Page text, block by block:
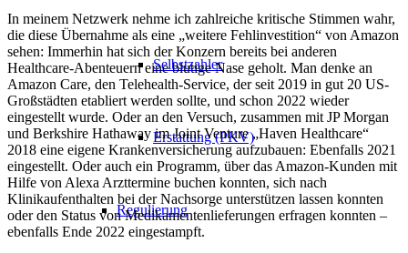
Selbstzahler
Erstattung (PKV)
Regulierung
In meinem Netzwerk nehme ich zahlreiche kritische Stimmen wahr,
die diese Übernahme als eine „weitere Fehlinvestition“ von Amazon
sehen: Immerhin hat sich der Konzern bereits bei anderen
Healthcare-Abenteuern eine blutige Nase geholt. Man denke an
Amazon Care, den Telehealth-Service, der seit 2019 in gut 20 US-
Großstädten etabliert werden sollte, und schon 2022 wieder
eingestellt wurde. Oder an den Versuch, zusammen mit JP Morgan
und Berkshire Hathaway im Joint Venture „Haven Healthcare“
2018 eine eigene Krankenversicherung aufzubauen: Ebenfalls 2021
eingestellt. Oder auch ein Programm, über das Amazon-Kunden mit
Hilfe von Alexa Arzttermine buchen konnten, sich nach
Klinikaufenthalten bei der Nachsorge unterstützen lassen konnten
oder den Status von Medikamentenlieferungen erfragen konnten –
ebenfalls Ende 2022 eingestampft.